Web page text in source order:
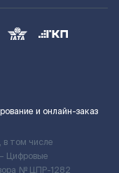
и онлайн-заказ
том числе
Цифровые
№ ЦПР-1282